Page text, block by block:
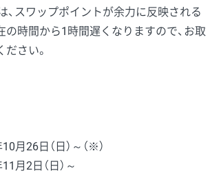
、スワップポイントが余力に反映される
の時間から1時間遅くなりますので、お取
さい。
月26日（日）～（※）
月2日（日）～